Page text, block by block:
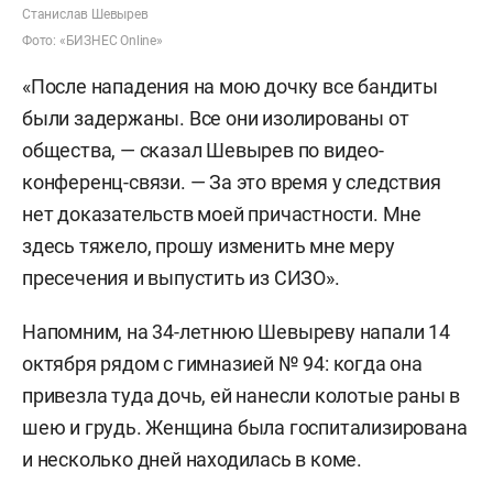
Станислав Шевырев
Фото: «БИЗНЕС Online»
«После нападения на мою дочку все бандиты
были задержаны. Все они изолированы от
общества, — сказал Шевырев по видео-
конференц-связи. — За это время у следствия
нет доказательств моей причастности. Мне
здесь тяжело, прошу изменить мне меру
пресечения и выпустить из СИЗО».
Напомним, на 34-летнюю Шевыреву напали 14
октября рядом с гимназией № 94: когда она
привезла туда дочь, ей нанесли колотые раны в
шею и грудь. Женщина была госпитализирована
и несколько дней находилась в коме.